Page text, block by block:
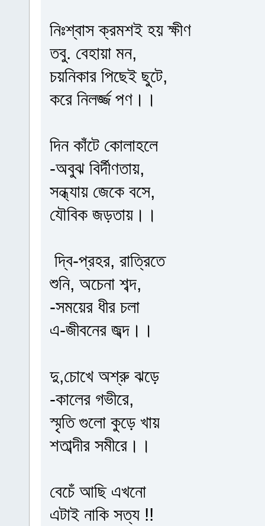
নিঃশ্বাস ক্রমশই হয় ক্ষীণ
তবু. বেহায়া মন,
চয়নিকার পিছেই ছুটে,
করে নিলর্জ্জ পণ।।
দিন কাঁটে কোলাহলে
-অবুঝ বির্দীণতায়,
সন্ধ্যায় জেকে বসে,
যৌবিক জড়তায়।।
দ্বি-প্রহর, রাত্রিতে
শুনি, অচেনা শব্দ,
-সময়ের ধীর চলা
এ-জীবনের জব্দ।।
দু,চোখে অশ্রু ঝড়ে
-কালের গভীরে,
স্মৃতি গুলো কুড়ে খায়
শতাব্দীর সমীরে।।
বেচেঁ আছি এখনো
এটাই নাকি সত্য !!